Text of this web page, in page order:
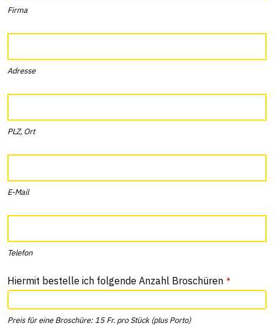
Firma
Adresse
PLZ, Ort
E-Mail
Telefon
Hiermit bestelle ich folgende Anzahl Broschüren *
Preis für eine Broschüre: 15 Fr. pro Stück (plus Porto)